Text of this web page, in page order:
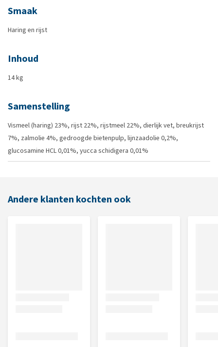
Smaak
Haring en rijst
Inhoud
14 kg
Samenstelling
Vismeel (haring) 23%, rijst 22%, rijstmeel 22%, dierlijk vet, breukrijst
7%, zalmolie 4%, gedroogde bietenpulp, lijnzaadolie 0,2%,
glucosamine HCL 0,01%, yucca schidigera 0,01%
Andere klanten kochten ook